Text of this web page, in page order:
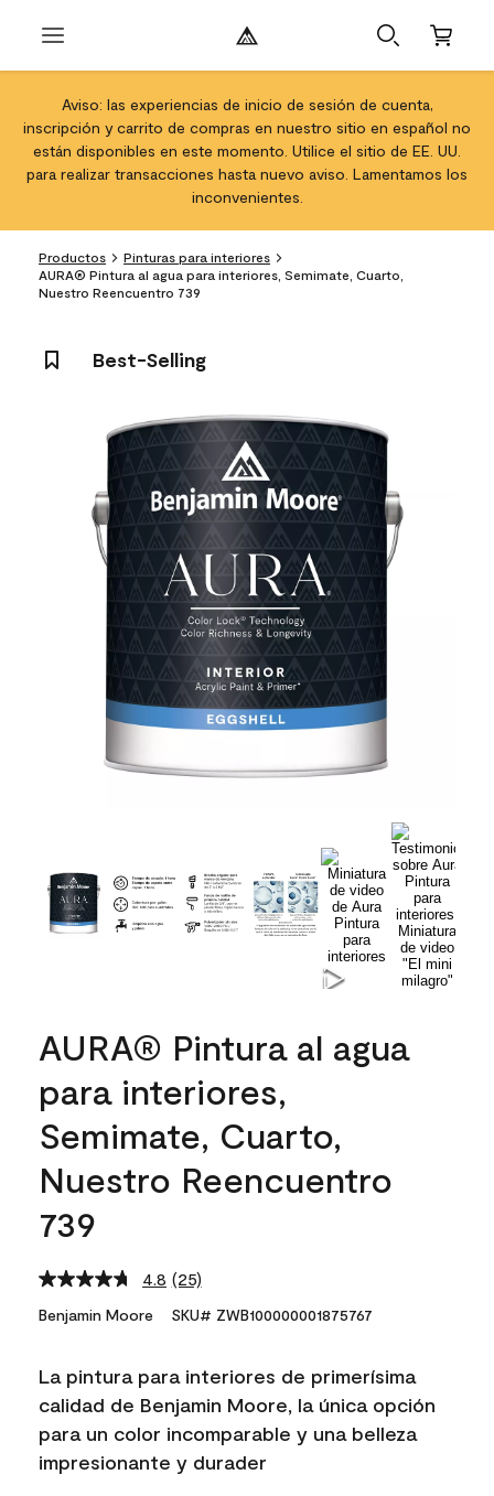
Aviso: las experiencias de inicio de sesión de cuenta,
inscripción y carrito de compras en nuestro sitio en español no
están disponibles en este momento. Utilice el sitio de EE. UU.
para realizar transacciones hasta nuevo aviso. Lamentamos los
inconvenientes.
Productos
Pinturas para interiores
AURA® Pintura al agua para interiores, Semimate, Cuarto,
Nuestro Reencuentro 739
Best-Selling
AURA® Pintura al agua
para interiores,
Semimate, Cuarto,
Nuestro Reencuentro
739
4.8 Read
25
Reviews.
link.
(25)
Benjamin Moore SKU# ZWB100000001875767
La pintura para interiores de primerísima
calidad de Benjamin Moore, la única opción
para un color incomparable y una belleza
impresionante y durader